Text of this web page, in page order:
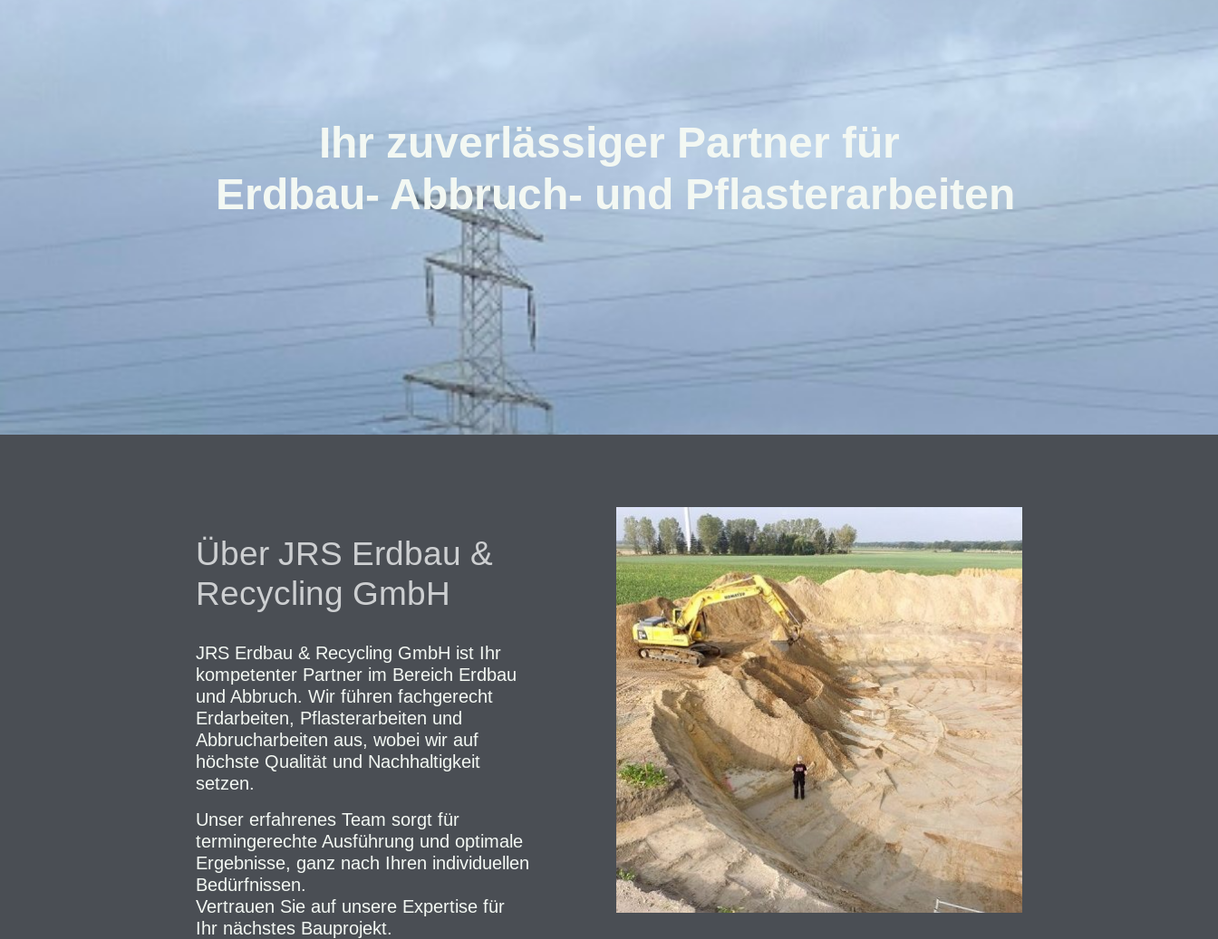
Ihr zuverlässiger Partner für
Erdbau- Abbruch- und Pflasterarbeiten
Über JRS Erdbau &
Recycling GmbH
JRS Erdbau & Recycling GmbH ist Ihr
kompetenter Partner im Bereich Erdbau
und Abbruch. Wir führen fachgerecht
Erdarbeiten, Pflasterarbeiten und
Abbrucharbeiten aus, wobei wir auf
höchste Qualität und Nachhaltigkeit
setzen.
Unser erfahrenes Team sorgt für
termingerechte Ausführung und optimale
Ergebnisse, ganz nach Ihren individuellen
Bedürfnissen.
Vertrauen Sie auf unsere Expertise für
Ihr nächstes Bauprojekt.